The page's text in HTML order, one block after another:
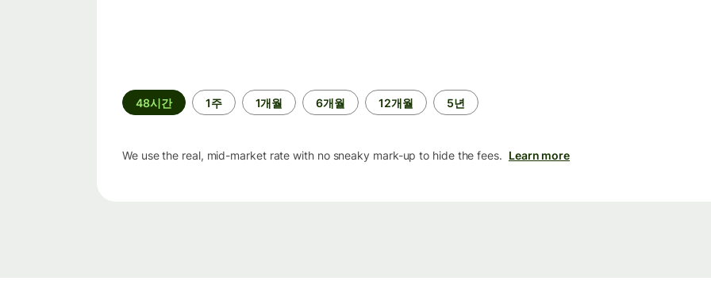
기
간
48시간 1주 1개월 6개월 12개월 5년
We use the real, mid-market rate with no sneaky mark-up to hide the fees. Learn more